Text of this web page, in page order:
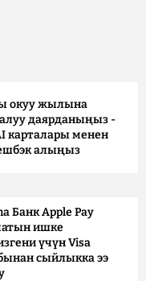
окуу жылына
даярданыңыз -
карталары менен
алыңыз
Банк Apple Pay
ишке
үчүн Visa
сыйлыкка ээ